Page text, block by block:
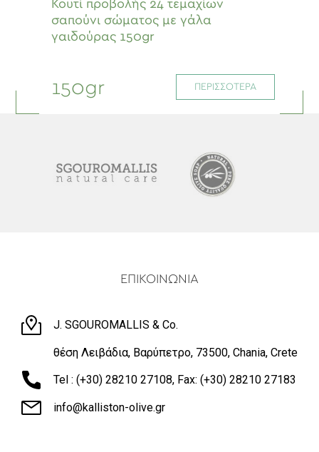
Κουτί προβολής 24 τεμαχίων
σαπούνι σώματος με γάλα
γαιδούρας 150gr
150gr ΠΕΡΙΣΣΟΤΕΡΑ
ΕΠΙΚΟΙΝΩΝΙΑ
J. SGOUROMALLIS & Co.
θέση Λειβάδια, Βαρύπετρο, 73500, Chania, Crete
Tel : (+30) 28210 27108, Fax: (+30) 28210 27183
info@kalliston-olive.gr